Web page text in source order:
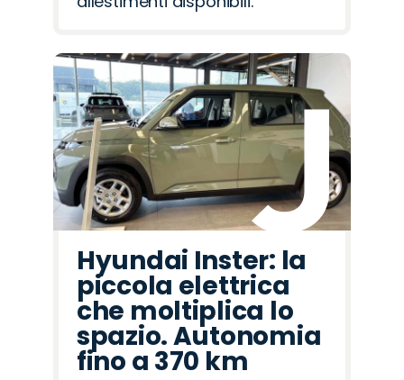
Hyundai Inster: la
piccola elettrica
che moltiplica lo
spazio. Autonomia
fino a 370 km